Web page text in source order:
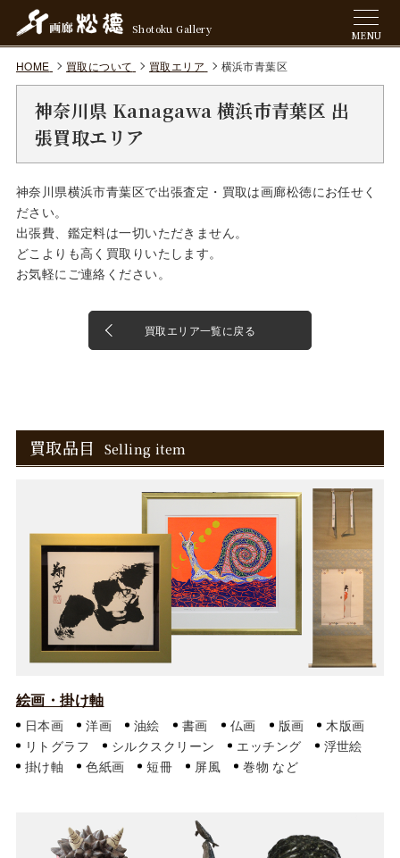
Shotoku Gallery MENU
HOME 買取について 買取エリア 横浜市青葉区
神奈川県 Kanagawa 横浜市青葉区 出
張買取エリア
神奈川県横浜市青葉区で出張査定・買取は画廊松徳にお任せく
ださい。
出張費、鑑定料は一切いただきません。
どこよりも高く買取りいたします。
お気軽にご連絡ください。
買取エリア一覧に戻る
買取品目 Selling item
絵画・掛け軸
日本画 洋画 油絵 書画 仏画 版画
木版画
リトグラフ
シルクスクリーン エッチング
浮世絵
掛け軸
色紙画 短冊 屏風 巻物